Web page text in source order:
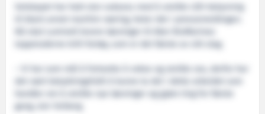
Selskapet har hatt stor suksess med å utvikle LED-belysning
til blant annet maritim næring, heter det i pressemeldingen.
Nå skal Luminell levere løsninger til Aker BioMarines
toppmoderne krill-fartøy, som er det første av sitt slag.
– Vi har som mål å fortsette å vokse og utvikle oss, derfor har
det vært betydningsfullt å kunne ta del i dette arbeidet som
handler om å utvikle nye løsninger og gjøre ting for første
gang, sier Veiberg.